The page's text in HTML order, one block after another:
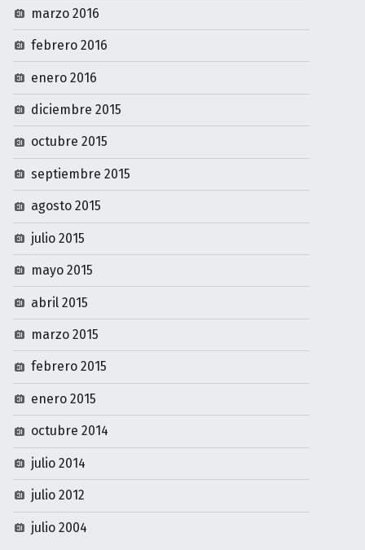
marzo 2016
febrero 2016
enero 2016
diciembre 2015
octubre 2015
septiembre 2015
agosto 2015
julio 2015
mayo 2015
abril 2015
marzo 2015
febrero 2015
enero 2015
octubre 2014
julio 2014
julio 2012
julio 2004